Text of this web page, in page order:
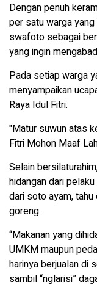
Dengan penuh
per satu warga
swafoto sebagai
yang ingin
Pada setiap warga
menyampaikan
Raya Idul Fitri.
"Matur suwun atas
Fitri Mohon Maaf
Selain
hidangan dari
dari soto ayam,
goreng.
“Makanan yang
UMKM maupun
harinya berjualan di
sambil “nglarisi”